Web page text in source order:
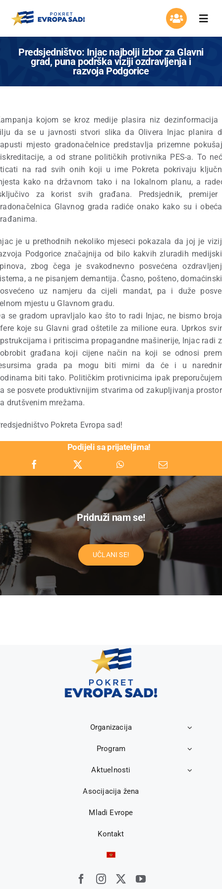
Program
Asocijacija žena
Mladi Evrope
Kontakt
Predsjedništvo: Injac najbolji izbor za Glavni
grad, puna podrška viziji ozdravljenja i
razvoja Podgorice
kojom se kroz medije plasira niz dezinformacija
da se u javnosti stvori slika da Olivera Injac planira
mjesto gradonačelnice predstavlja prizemne
a od strane političkih protivnika PES-a. To
na rad svih onih koji u ime Pokreta pokrivaju
kako na državnom tako i na lokalnom planu, a
za korist svih građana. Predsjednik,
Glavnog grada radiće onako kako su i
je u prethodnih nekoliko mjeseci pokazala da joj je
Podgorice značajnija od bilo kakvih zluradih
zbog čega je svakodnevno posvećena
a ne pisanjem demantija. Časno, pošteno,
uz namjeru da cijeli mandat, pa i duže
mjestu u Glavnom gradu.
se gradom upravljalo kao što to radi Injac, ne bismo
koje su Glavni grad oštetile za milione eura. Uprkos
i pritiscima propagandne mašinerije, Injac radi
građana koji cijene način na koji se odnosi
grada pa mogu biti mirni da će i u
biti tako. Političkim protivnicima ipak
se posvete produktivnijim stvarima od zakupljivanja
drutšvenim mrežama.
Pokreta Evropa sad!
Podijeli sa prijateljima!
Pridruži nam se!
UČLANI SE!
Organizacija
Program
Aktuelnosti
Asocijacija žena
Mladi Evrope
Kontakt